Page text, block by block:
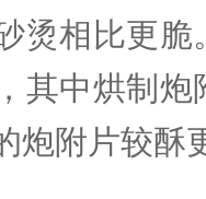
烫相比更
其中烘制
炮附片较酥